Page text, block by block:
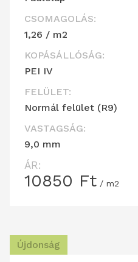
CSOMAGOLÁS:
1,26 / m2
KOPÁSÁLLÓSÁG:
PEI IV
FELÜLET:
Normál felület (R9)
VASTAGSÁG:
9,0 mm
ÁR:
10850 Ft / m2
Újdonság